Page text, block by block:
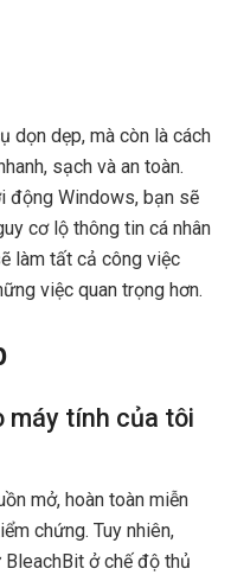
dọn dẹp, mà còn là cách
sạch và an toàn.
động Windows, bạn sẽ
cơ lộ thông tin cá nhân
làm tất cả công việc
việc quan trọng hơn.
máy tính của tôi
mở, hoàn toàn miễn
chứng. Tuy nhiên,
ở chế độ thủ